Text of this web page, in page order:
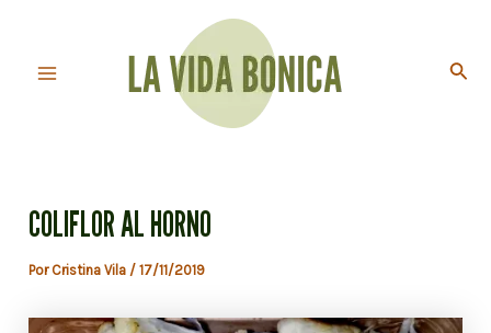
contenido
COLIFLOR AL HORNO
Por Cristina Vila /17/11/2019